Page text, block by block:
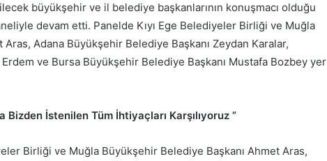
büyükşehir ve il belediye başkanlarının konuşmacı olduğu
devam etti. Panelde Kıyı Ege Belediyeler Birliği ve Muğla
Adana Büyükşehir Belediye Başkanı Zeydan Karalar,
ve Bursa Büyükşehir Belediye Başkanı Mustafa Bozbey yer
Bizden İstenilen Tüm İhtiyaçları Karşılıyoruz ”
Birliği ve Muğla Büyükşehir Belediye Başkanı Ahmet Aras,